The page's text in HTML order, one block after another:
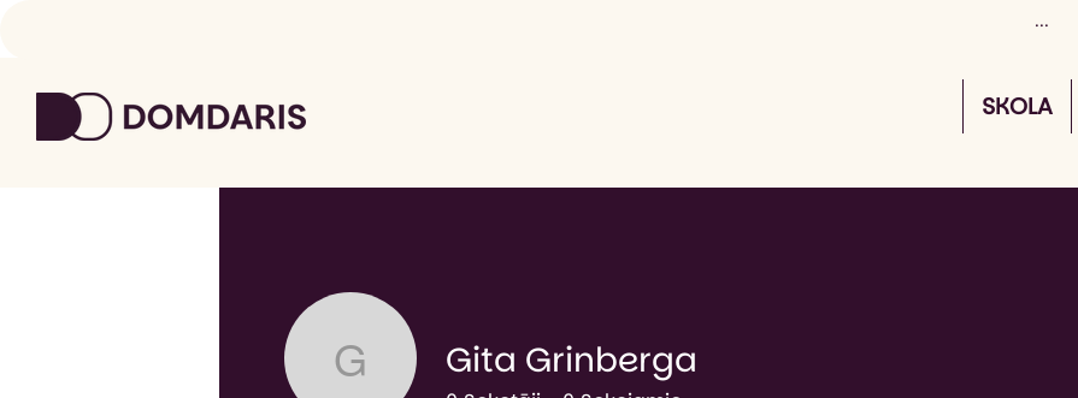
SKOLA
Gita Grinberga
Gita Grinberga